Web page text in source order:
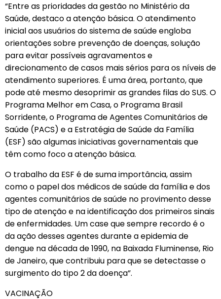
“Entre as prioridades da gestão no Ministério da
Saúde, destaco a atenção básica. O atendimento
inicial aos usuários do sistema de saúde engloba
orientações sobre prevenção de doenças, solução
para evitar possíveis agravamentos e
direcionamento de casos mais sérios para os níveis de
atendimento superiores. É uma área, portanto, que
pode até mesmo desoprimir as grandes filas do SUS. O
Programa Melhor em Casa, o Programa Brasil
Sorridente, o Programa de Agentes Comunitários de
Saúde (PACS) e a Estratégia de Saúde da Família
(ESF) são algumas iniciativas governamentais que
têm como foco a atenção básica.
O trabalho da ESF é de suma importância, assim
como o papel dos médicos de saúde da família e dos
agentes comunitários de saúde no provimento desse
tipo de atenção e na identificação dos primeiros sinais
de enfermidades. Um case que sempre recordo é o
da ação desses agentes durante a epidemia de
dengue na década de 1990, na Baixada Fluminense, Rio
de Janeiro, que contribuiu para que se detectasse o
surgimento do tipo 2 da doença”.
VACINAÇÃO